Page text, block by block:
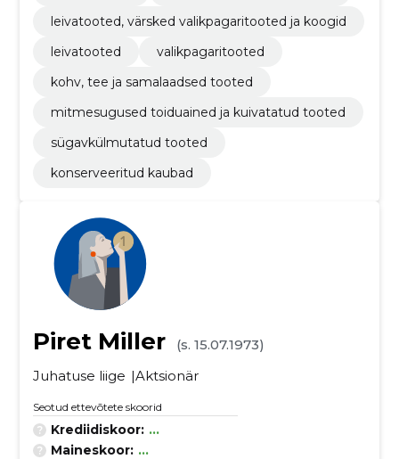
leivatooted, värsked valikpagaritooted ja koogid
leivatooted
valikpagaritooted
kohv, tee ja samalaadsed tooted
mitmesugused toiduained ja kuivatatud tooted
sügavkülmutatud tooted
konserveeritud kaubad
Piret Miller
(s. 15.07.1973)
Juhatuse liige
Aktsionär
Seotud ettevõtete skoorid
Krediidiskoor: ...
Maineskoor: ...